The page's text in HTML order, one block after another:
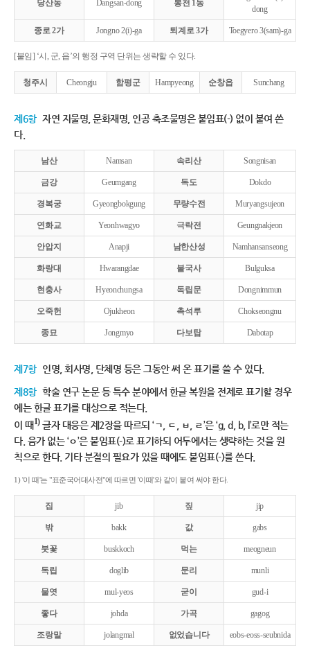
당산동 Dangsan-dong 봉천 1동
dong
종로 2가 Jongno 2(i)-ga 퇴계로 3가 Toegyero 3(sam)-ga
[붙임] ‘시, 군, 읍’의 행정 구역 단위는 생략할 수 있다.
청주시 Cheongju 함평군 Hampyeong 순창읍 Sunchang
제6항 자연 지물명, 문화재명, 인공 축조물명은 붙임표(-) 없이 붙여 쓴
다.
남산 Namsan 속리산 Songnisan
금강 Geumgang 독도 Dokdo
경복궁 Gyeongbokgung 무량수전 Muryangsujeon
연화교 Yeonhwagyo 극락전 Geungnakjeon
안압지 Anapji 남한산성 Namhansanseong
화랑대 Hwarangdae 불국사 Bulguksa
현충사 Hyeonchungsa 독립문 Dongnimmun
오죽헌 Ojukheon 촉석루 Chokseongnu
종묘 Jongmyo 다보탑 Dabotap
제7항 인명, 회사명, 단체명 등은 그동안 써 온 표기를 쓸 수 있다.
제8항 학술 연구 논문 등 특수 분야에서 한글 복원을 전제로 표기할 경우
에는 한글 표기를 대상으로 적는다.
이 때1)글자 대응은 제2장을 따르되 ‘ㄱ, ㄷ, ㅂ, ㄹ’은 ‘g, d, b, l’로만 적는
다. 음가 없는 ‘ㅇ’은 붙임표(-)로 표기하되 어두에서는 생략하는 것을 원
칙으로 한다. 기타 분절의 필요가 있을 때에도 붙임표(-)를 쓴다.
1) '이 때'는 "표준국어대사전"에 따르면 '이때'와 같이 붙여 써야 한다.
집 jib 짚 jip
밖 bakk 값 gabs
붓꽃 buskkoch 먹는 meogneun
독립 doglib 문리 munli
물엿 mul-yeos 굳이 gud-i
좋다 johda 가곡 gagog
조랑말 jolangmal 없었습니다 eobs-eoss-seubnida